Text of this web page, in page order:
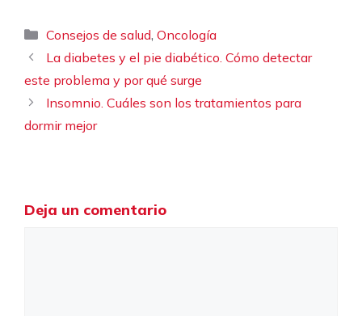
Categorías
Consejos de salud,Oncología
La diabetes y el pie diabético. Cómo detectar
este problema y por qué surge
Insomnio. Cuáles son los tratamientos para
dormir mejor
Deja un comentario